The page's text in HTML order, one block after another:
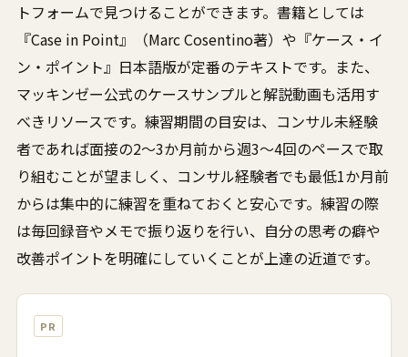
トフォームで見つけることができます。書籍としては
『Case in Point』（Marc Cosentino著）や『ケース・イ
ン・ポイント』日本語版が定番のテキストです。また、
マッキンゼー公式のケースサンプルと解説動画も活用す
べきリソースです。練習期間の目安は、コンサル未経験
者であれば面接の2〜3か月前から週3〜4回のペースで取
り組むことが望ましく、コンサル経験者でも最低1か月前
からは集中的に練習を重ねておくと安心です。練習の際
は毎回録音やメモで振り返りを行い、自分の思考の癖や
改善ポイントを明確にしていくことが上達の近道です。
PR